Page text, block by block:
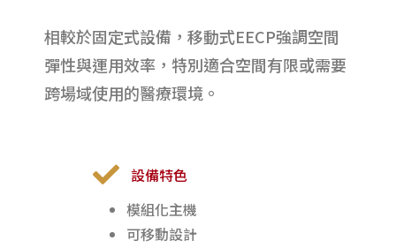
相較於固定式設備，移動式EECP強調空間
彈性與運用效率，特別適合空間有限或需要
跨場域使用的醫療環境。
設備特色
模組化主機
可移動設計